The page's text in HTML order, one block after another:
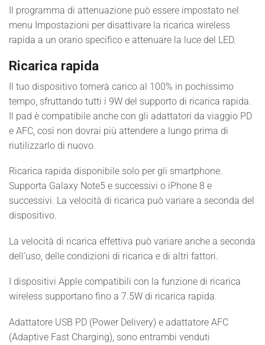
Il programma di attenuazione può essere impostato nel
menu Impostazioni per disattivare la ricarica wireless
rapida a un orario specifico e attenuare la luce del LED.
Ricarica rapida
Il tuo dispositivo tornerà carico al 100% in pochissimo
tempo, sfruttando tutti i 9W del supporto di ricarica rapida.
Il pad è compatibile anche con gli adattatori da viaggio PD
e AFC, così non dovrai più attendere a lungo prima di
riutilizzarlo di nuovo.
Ricarica rapida disponibile solo per gli smartphone.
Supporta Galaxy Note5 e successivi o iPhone 8 e
successivi. La velocità di ricarica può variare a seconda del
dispositivo.
La velocità di ricarica effettiva può variare anche a seconda
dell’uso, delle condizioni di ricarica e di altri fattori.
I dispositivi Apple compatibili con la funzione di ricarica
wireless supportano fino a 7.5W di ricarica rapida.
Adattatore USB PD (Power Delivery) e adattatore AFC
(Adaptive Fast Charging), sono entrambi venduti